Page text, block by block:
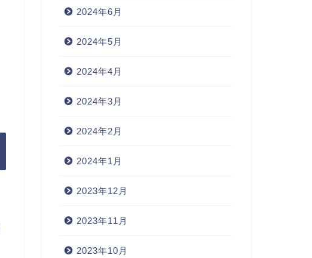
2024年6月
2024年5月
2024年4月
2024年3月
2024年2月
2024年1月
2023年12月
2023年11月
2023年10月